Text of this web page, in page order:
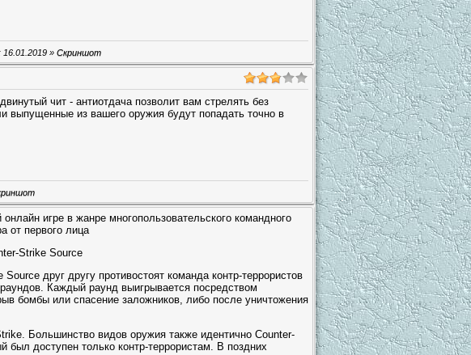
16.01.2019 » Скриншот
чит - антиотдача позволит вам стрелять без
выпущенные из вашего оружия будут попадать точно в
игре в жанре многопользовательского командного
от первого лица
Strike Source
друг другу противостоят команда контр-террористов
Каждый раунд выигрывается посредством
бомбы или спасение заложников, либо после уничтожения
Большинство видов оружия также идентично Counter-
доступен только контр-террористам. В поздних